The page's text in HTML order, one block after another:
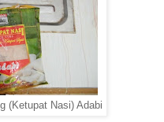
(Ketupat Nasi) Adabi